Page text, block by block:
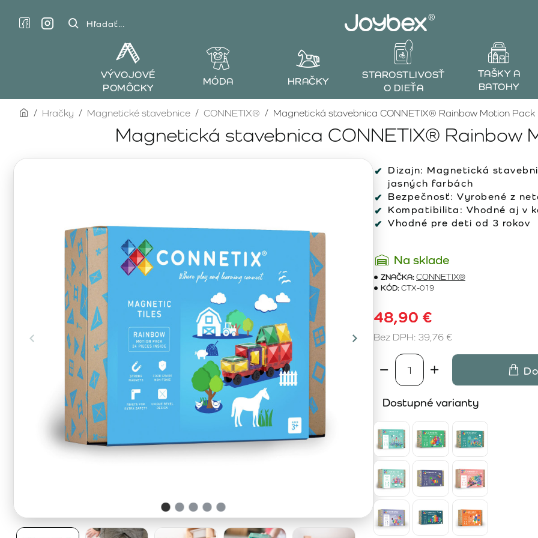
Hľadať...
VÝVOJOVÉ
POMÔCKY
MÓDA HRAČKY
STAROSTLIVOSŤ
O DIEŤA
TAŠKY A
BATOHY
Magnetická stavebnica CONNETIX® Rainbow
homeHračky Magnetické stavebnice CONNETIX® Magnetická stavebnica CONNETIX® Rainbow Motion Pack
Dizajn: Magnetická
jasných farbách
Bezpečnosť: Vyrobené z
Kompatibilita: Vhodné aj v
Vhodné pre deti od 3 rokov
Na sklade
ZNAČKA:CONNETIX®
KÓD:CTX-019
48,90 €
Bez DPH: 39,76 €
Dostupné varianty